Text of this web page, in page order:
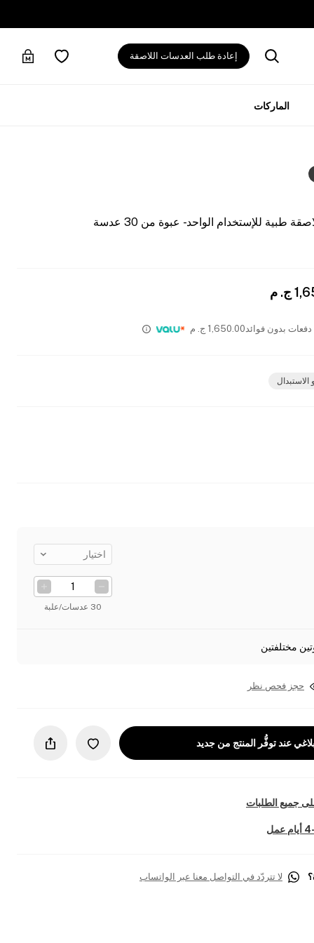
إعادة طلب العدسات اللاصقة
الماركات
للإستخدام الواحد - عبوة من 30 عدسة
ج. م
1,650.00 ج. م
الاستبدال
اختيار
30 عدسات/علبة
مختلفتين
حجز فحص نظر
عند توفُّر المنتج من جديد
جميع الطلبات
لا تتردّد في التواصل معنا عبر الواتساب